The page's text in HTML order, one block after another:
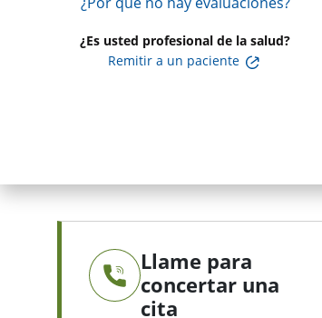
¿Es usted profesional de la salud?
Remitir a un paciente
Llame para
concertar una
cita